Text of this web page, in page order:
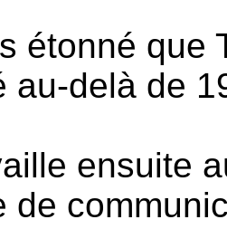
étonné que
au-delà de
ensuite
de